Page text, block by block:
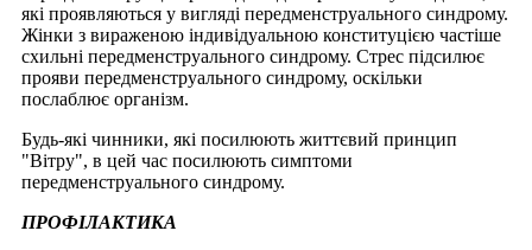
які проявляються у вигляді передменструального синдрому.
Жінки з вираженою індивідуальною конституцією частіше
схильні передменструального синдрому. Стрес підсилює
прояви передменструального синдрому, оскільки
послаблює організм.
Будь-які чинники, які посилюють життєвий принцип
"Вітру", в цей час посилюють симптоми
передменструального синдрому.
ПРОФІЛАКТИКА